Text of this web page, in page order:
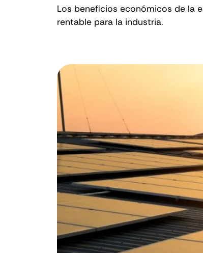
Los beneficios económicos de la
rentable para la industria.